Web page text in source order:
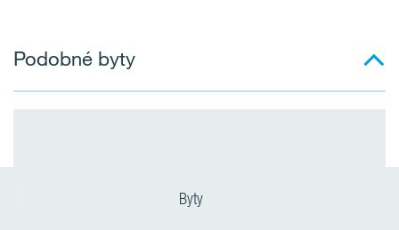
Podobné byty
Byty